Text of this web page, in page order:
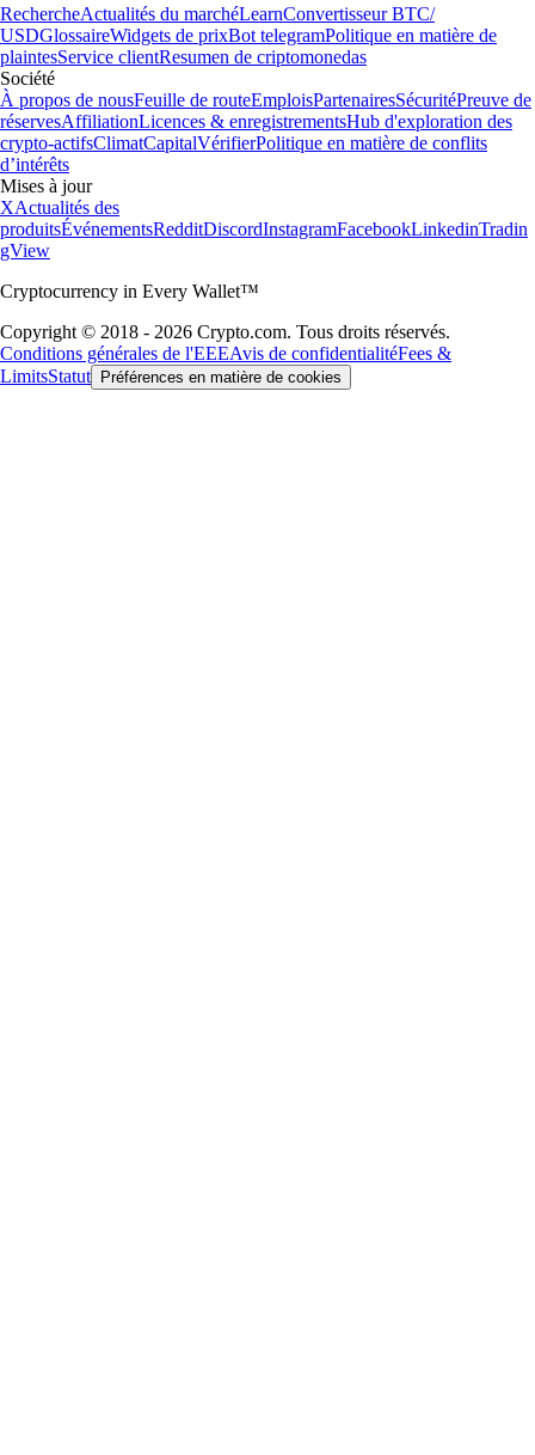
RechercheActualités du marchéLearnConvertisseur BTC/
USDGlossaireWidgets de prixBot telegramPolitique en matière de
plaintesService clientResumen de criptomonedas
Société
À propos de nousFeuille de routeEmploisPartenairesSécuritéPreuve de
réservesAffiliationLicences & enregistrementsHub d'exploration des
crypto-actifsClimatCapitalVérifierPolitique en matière de conflits
d’intérêts
Mises à jour
XActualités des
produitsÉvénementsRedditDiscordInstagramFacebookLinkedinTradin
gView
Cryptocurrency in Every Wallet™
Copyright © 2018 - 2026 Crypto.com. Tous droits réservés.
Conditions générales de l'EEEAvis de confidentialitéFees &
LimitsStatut Préférences en matière de cookies